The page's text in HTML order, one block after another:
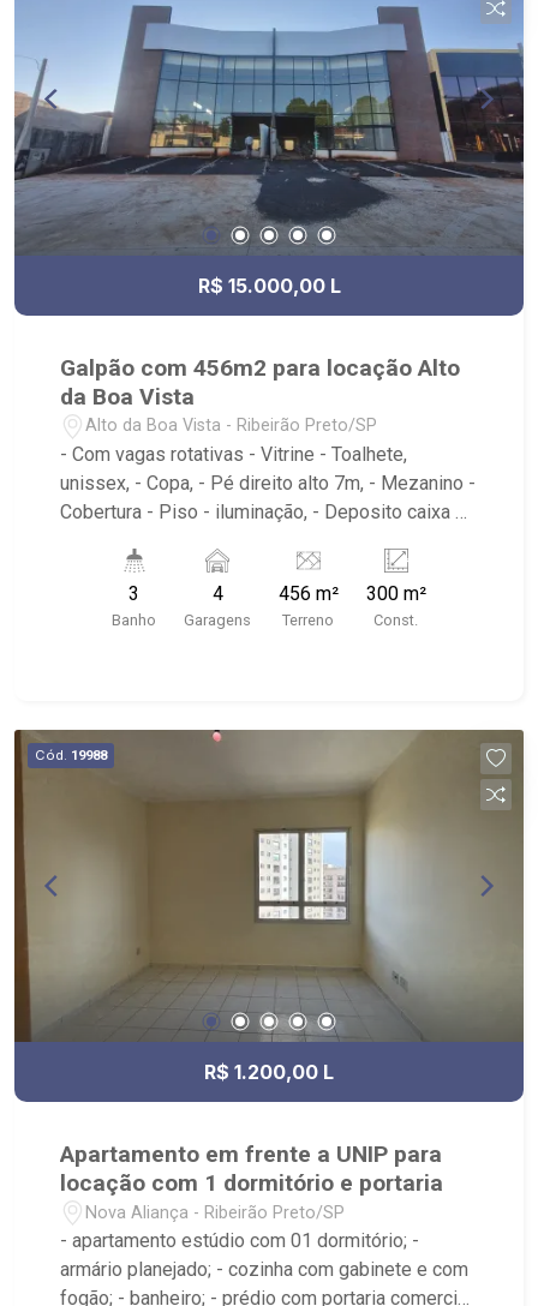
R$ 15.000,00 L
Galpão com 456m2 para locação Alto
da Boa Vista
Alto da Boa Vista - Ribeirão Preto/SP
- Com vagas rotativas - Vitrine - Toalhete,
unissex, - Copa, - Pé direito alto 7m, - Mezanino -
Cobertura - Piso - iluminação, - Deposito caixa de
LINDACOR TINTAS, Trinity Despachante,
Paulistão Atacadista, Jet Oil
3
Banho
4
Garagens
456 m²
Terreno
300 m²
Const.
Cód. 19988
R$ 1.200,00 L
Apartamento em frente a UNIP para
locação com 1 dormitório e portaria
Nova Aliança - Ribeirão Preto/SP
- apartamento estúdio com 01 dormitório; -
armário planejado; - cozinha com gabinete e com
fogão; - banheiro; - prédio com portaria comercial;